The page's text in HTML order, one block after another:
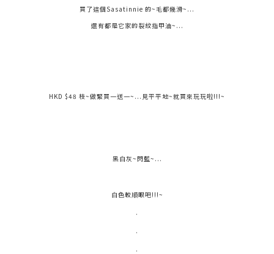
買了這個Sasatinnie 的~毛都幾滑~...
還有都是它家的裂紋指甲油~...
HKD $48 枝~做緊買一送一~...見平平地~就買來玩玩啦!!!~
黑白灰~閃藍~...
白色較順眼吧!!!~
.
.
.